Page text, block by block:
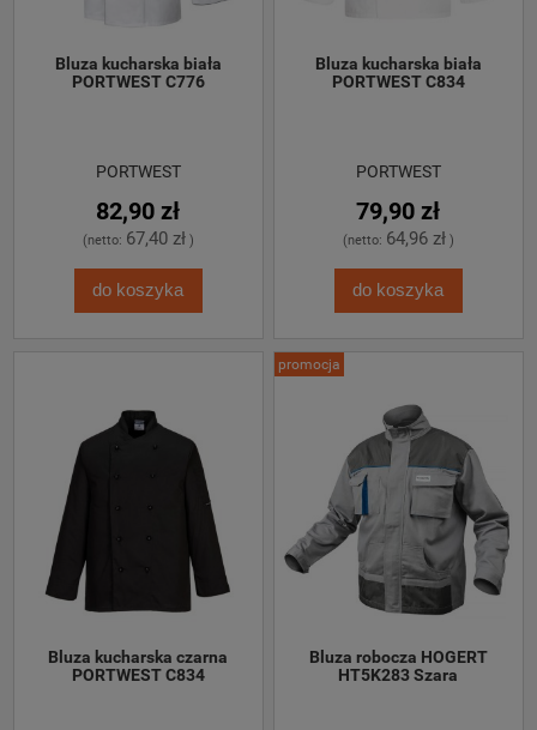
PORTWEST C776
PORTWEST
82,90 zł
(netto: 67,40 zł)
do koszyka
PORTWEST C834
PORTWEST
79,90 zł
(netto: 64,96 zł)
do koszyka
PORTWEST C834
HT5K283 Szara
promocja